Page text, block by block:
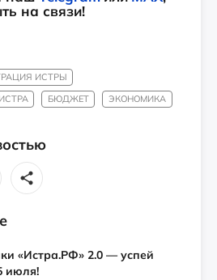
на связи!
ИСТРЫ
БЮДЖЕТ ЭКОНОМИКА
«Истра.РФ» 2.0 — успей
июля!